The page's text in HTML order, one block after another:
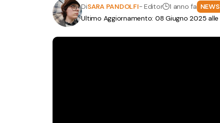
Ultimo Aggiornamento: 08 Giugno 2025 alle
DiSARA PANDOLFI- Editor 1 anno fa NEWS